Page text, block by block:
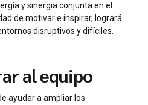
y sinergia conjunta en el
de motivar e inspirar, logrará
disruptivos y difíciles.
al equipo
ayudar a ampliar los